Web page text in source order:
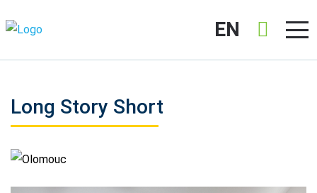
EN
Long Story Short
Olomouc